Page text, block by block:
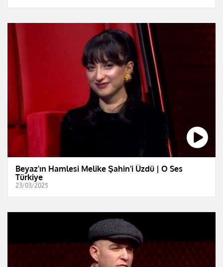
Beyaz'ın Hamlesi Melike Şahin'i Üzdü | O Ses
Türkiye
23/03/2025